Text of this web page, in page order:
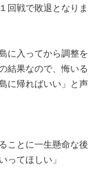
回戦で敗退となりま
に入ってから調整を
結果なので、悔いる
に帰ればいい」と声
ことに一生懸命な後
ってほしい」